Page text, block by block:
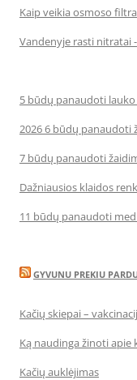
Kaip veikia osmoso
Vandenyje rasti nitratai
5 būdų panaudoti
2026 6 būdų panaudoti
7 būdų panaudoti
Dažniausios klaidos
11 būdų panaudoti
GYVUNU PREKIU
Kačių skiepai –
Ką naudinga žinoti apie
Kačių auklėjimas